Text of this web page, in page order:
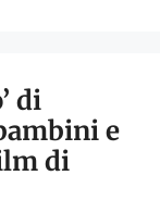
di
e
di